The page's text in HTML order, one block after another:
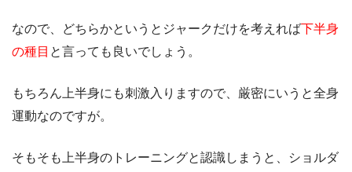
なので、どちらかというとジャークだけを考えれば下半身
の種目 と言っても良いでしょう。
もちろん上半身にも刺激入りますので、厳密にいうと全身
運動なのですが。
そもそも上半身のトレーニングと認識しまうと、ショルダ